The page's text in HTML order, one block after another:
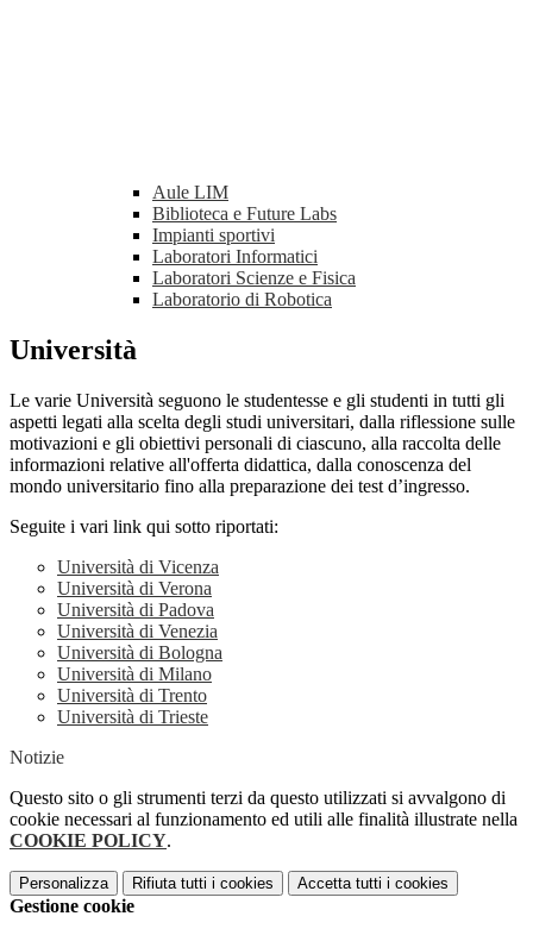
Aule LIM
Biblioteca e Future Labs
Impianti sportivi
Laboratori Informatici
Laboratori Scienze e Fisica
Laboratorio di Robotica
Università
Le varie Università seguono le studentesse e gli studenti in tutti gli
aspetti legati alla scelta degli studi universitari, dalla riflessione sulle
motivazioni e gli obiettivi personali di ciascuno, alla raccolta delle
informazioni relative all'offerta didattica, dalla conoscenza del
mondo universitario fino alla preparazione dei test d’ingresso.
Seguite i vari link qui sotto riportati:
Università di Vicenza
Università di Verona
Università di Padova
Università di Venezia
Università di Bologna
Università di Milano
Università di Trento
Università di Trieste
Notizie
Questo sito o gli strumenti terzi da questo utilizzati si avvalgono di
cookie necessari al funzionamento ed utili alle finalità illustrate nella
COOKIE POLICY.
Personalizza Rifiuta tutti i cookies Accetta tutti i cookies
Gestione cookie